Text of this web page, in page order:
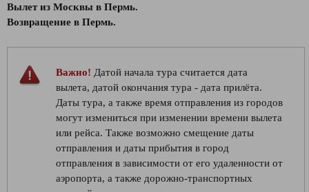
Вылет из Москвы в Пермь.
Возвращение в Пермь.
Важно! Датой начала тура считается дата
вылета, датой окончания тура - дата прилёта.
Даты тура, а также время отправления из городов
могут измениться при изменении времени вылета
или рейса. Также возможно смещение даты
отправления и даты прибытия в город
отправления в зависимости от его удаленности от
аэропорта, а также дорожно-транспортных